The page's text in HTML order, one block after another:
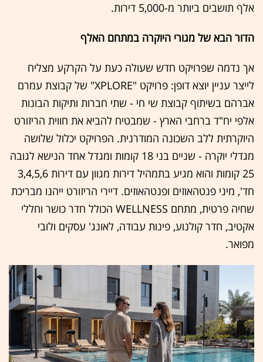
אלף תושבים ביותר מ-5,000 דירות.
הדור הבא של מגורי היוקרה במתחם האלף
אך נדמה שפרויקט חדש שעולה כעת על הקרקע מצליח
לייצר עניין יוצא דופן: פרויקט "XPLORE" של קבוצת עמרם
אברהם בשיתוף קבוצת שי חי - שתי חברות ותיקות הבונות
אלפי יח"ד ברחבי הארץ - שמבטיח להביא את חווית הריזורט
היוקרתית ללב השכונה המודרנית. הפרויקט יכלול שלושה
מגדלי יוקרה - שניים בני 18 קומות ומגדל אחד הנישא לגובה
25 קומות והוא מגיע בתמהיל דירות מגוון עם דירות 3,4,5,6
חד', מיני פנטהאוזים ופנטהאוזים. דיירי הריזורט ייהנו מבריכת
שחיה פרטית, מתחם WELLNESS הכולל חדר כושר וחללי
אקטיב, חדר קולנוע, פינות עבודה, לאונג' עסקים ולובי
מפואר.